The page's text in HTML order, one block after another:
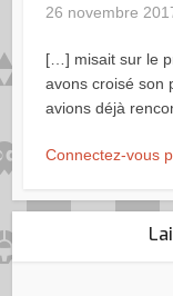
26 novembre
[…] misait sur le
avons croisé son
avions déjà
Connectez-vous